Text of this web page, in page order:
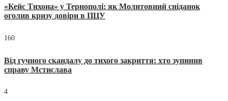
«Кейс Тихона» у Тернополі: як Молитовний сніданок
оголив кризу довіри в ПЦУ
160
Від гучного скандалу до тихого закриття: хто зупинив
справу Мстислава
4